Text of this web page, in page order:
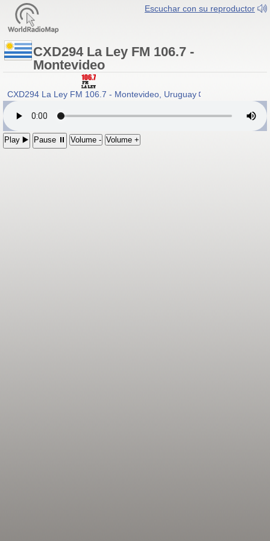
Escuchar con su reproductor
CXD294 La Ley FM 106.7 -
Montevideo
CXD294 La Ley FM 106.7 - Montevideo, Uruguay
Play ▶️ Pause ⏸ Volume - Volume +